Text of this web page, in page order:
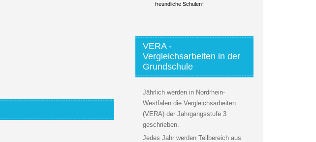
freundliche Schulen“
VERA -
Vergleichsarbeiten in der
Grundschule
Jährlich werden in Nordrhein-
Westfalen die Vergleichsarbeiten
(VERA) der Jahrgangsstufe 3
geschrieben.
Jedes Jahr werden Teilbereich aus